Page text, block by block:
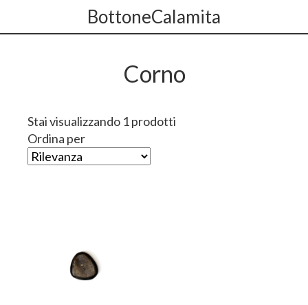
BottoneCalamita
Corno
Stai visualizzando 1 prodotti
Ordina per